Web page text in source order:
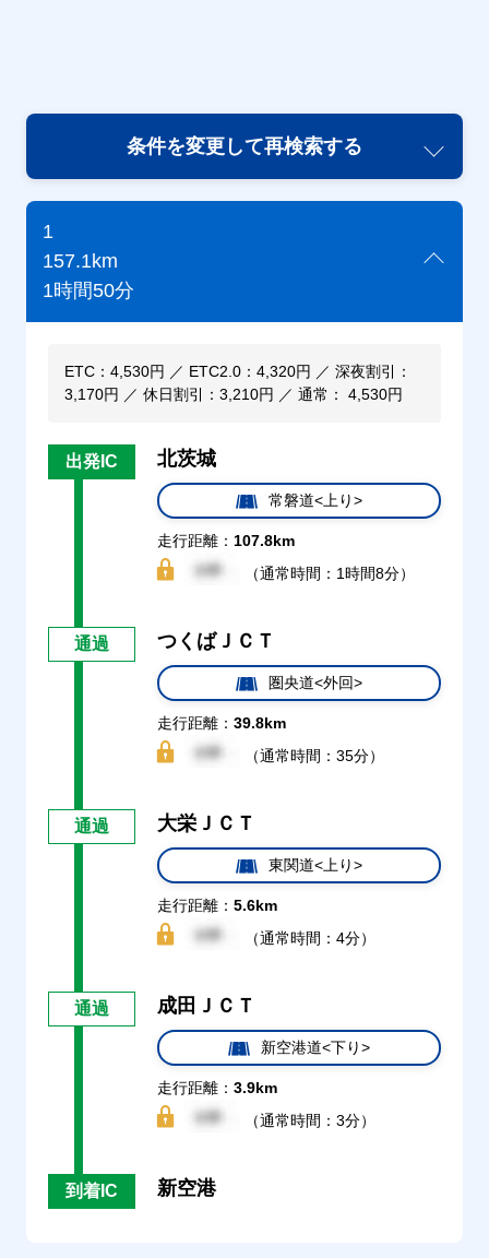
条件を変更して再検索する
1
157.1km
1時間50分
ETC：4,530円 ／ ETC2.0：4,320円 ／ 深夜割引：
3,170円 ／ 休日割引：3,210円 ／ 通常： 4,530円
出発IC 北茨城
常磐道<上り>
走行距離： 107.8km
（通常時間：1時間8分）
通過 つくばＪＣＴ
圏央道<外回>
走行距離： 39.8km
（通常時間：35分）
通過 大栄ＪＣＴ
東関道<上り>
走行距離： 5.6km
（通常時間：4分）
通過 成田ＪＣＴ
新空港道<下り>
走行距離： 3.9km
（通常時間：3分）
到着IC 新空港